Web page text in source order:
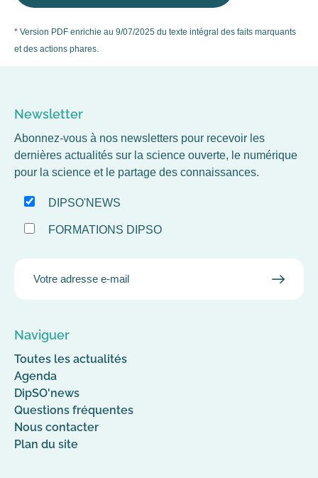
* Version PDF enrichie au 9/07/2025 du texte intégral des faits marquants
et des actions phares.
Newsletter
Abonnez-vous à nos newsletters pour recevoir les
dernières actualités sur la science ouverte, le numérique
pour la science et le partage des connaissances.
DIPSO'NEWS
FORMATIONS DIPSO
Naviguer
Toutes les actualités
Agenda
DipSO'news
Questions fréquentes
Nous contacter
Plan du site